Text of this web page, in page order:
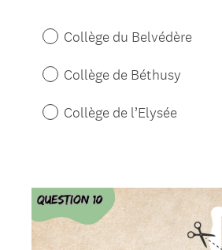
Collège du Belvédère
Collège de Béthusy
Collège de l’Elysée
Title